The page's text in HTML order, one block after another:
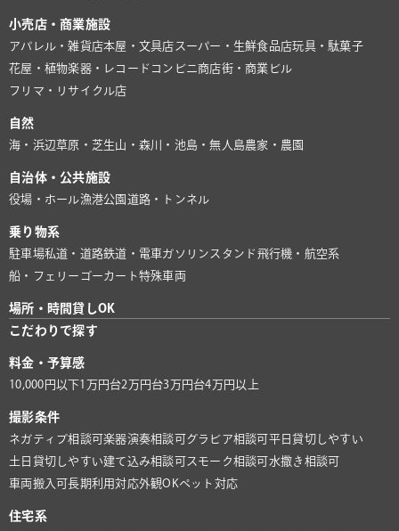
小売店・商業施設
アパレル・雑貨店本屋・文具店 スーパー・生鮮食品店玩具・駄菓子
花屋・植物楽器・レコード コンビニ商店街・商業ビル
フリマ・リサイクル店
自然
海・浜辺 草原・芝生山・森川・池島・無人島農家・農園
自治体・公共施設
役場・ホール漁港公園 道路・トンネル
乗り物系
駐車場私道・道路鉄道・電車 ガソリンスタンド 飛行機・航空系
船・フェリー ゴーカート特殊車両
場所・時間貸しOK
こだわりで探す
料金・予算感
10,000円以下1万円台2万円台3万円台4万円以上
撮影条件
ネガティブ相談可楽器演奏相談可 グラビア相談可 平日貸切しやすい
土日貸切しやすい建て込み相談可 スモーク相談可 水撒き相談可
車両搬入可長期利用対応外観OKペット対応
住宅系